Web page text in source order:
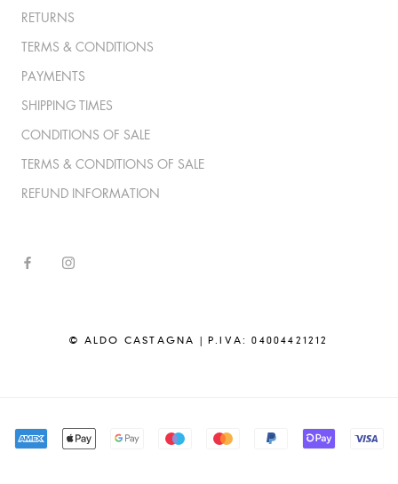
RETURNS
TERMS & CONDITIONS
PAYMENTS
SHIPPING TIMES
CONDITIONS OF SALE
TERMS & CONDITIONS OF SALE
REFUND INFORMATION
© ALDO CASTAGNA | P.IVA: 04004421212